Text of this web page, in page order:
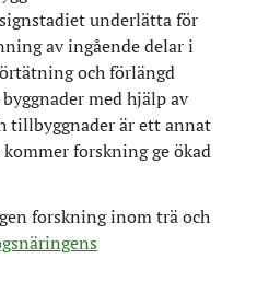
underlätta för
av ingående delar i
och förlängd
med hjälp av
tillbyggnader är ett annat
forskning ge ökad
forskning inom trä och